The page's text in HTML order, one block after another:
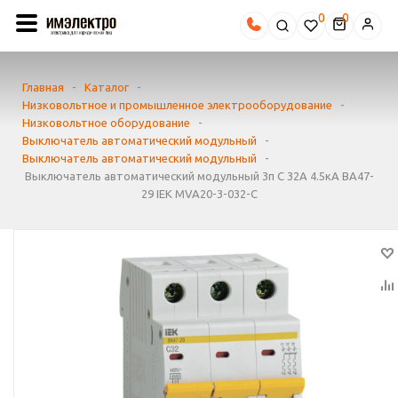
0
Главная - Каталог
-
Низковольтное и промышленное электрооборудование
-
Низковольтное оборудование
-
Выключатель автоматический модульный
-
Выключатель автоматический модульный
-
Выключатель автоматический модульный 3п C 32А 4.5кА ВА47-
29 IEK MVA20-3-032-C